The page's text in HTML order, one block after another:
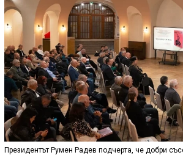
Президентът Румен Радев подчерта, че добри